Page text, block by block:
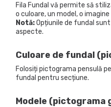
Fila Fundal vă permite să
o culoare, un model, o
Notă:Opțiunile de fundal
aspecte.
Culoare de fundal
Folosiți pictograma pensulă
fundal pentru secțiune.
Modele (pictograma